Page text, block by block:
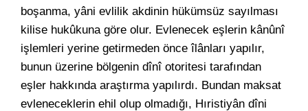
boşanma, yâni evlilik akdinin hükümsüz sayılması
kilise hukûkuna göre olur. Evlenecek eşlerin kânûnî
işlemleri yerine getirmeden önce îlânları yapılır,
bunun üzerine bölgenin dînî otoritesi tarafından
eşler hakkında araştırma yapılırdı. Bundan maksat
evleneceklerin ehil olup olmadığı, Hıristiyân dîni